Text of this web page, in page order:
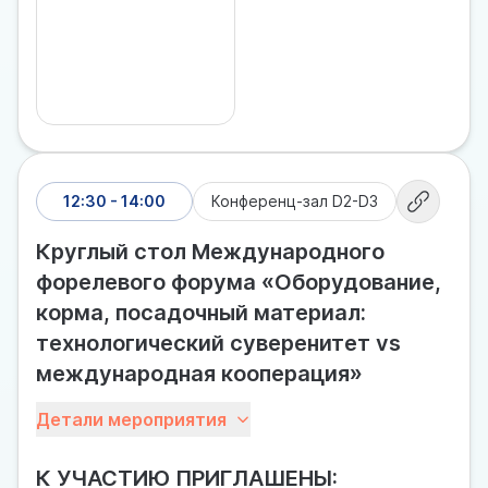
12:30 - 14:00 Конференц-зал D2-D3
Круглый стол Международного
форелевого форума «Оборудование,
корма, посадочный материал:
технологический суверенитет vs
международная кооперация»
Работа Международного форелевого форума
представители бизнеса и науки уделят внимание
Детали мероприятия
К УЧАСТИЮ ПРИГЛАШЕНЫ: